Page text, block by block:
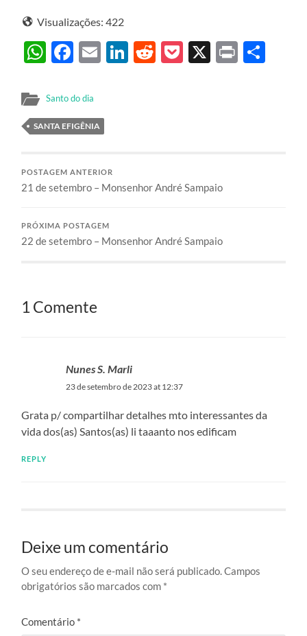
Visualizações: 422
WhatsApp
Facebook
EmailLinkedIn
Reddit
Pocket
X Print
Santo do dia
SANTA EFIGÊNIA
POSTAGEM ANTERIOR
21 de setembro – Monsenhor André Sampaio
PRÓXIMA POSTAGEM
22 de setembro – Monsenhor André Sampaio
1 Comente
Nunes S. Marli
23 de setembro de 2023 at 12:37
Grata p/ compartilhar detalhes mto interessantes da
vida dos(as) Santos(as) li taaanto nos edificam
REPLY
Deixe um comentário
O seu endereço de e-mail não será publicado.Campos
obrigatórios são marcados com *
Comentário *